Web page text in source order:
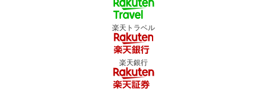
楽天トラベル
楽天銀行